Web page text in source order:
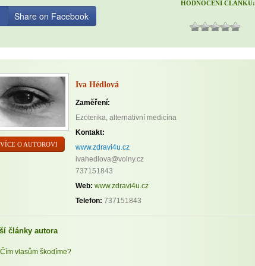
HODNOCENÍ ČLÁNKU:
Share on Facebook
VÍCE O AUTOROVI
Iva Hédlová
Zaměření:
Ezoterika, alternativní medicína
Kontakt:
www.zdravi4u.cz
ivahedlova@volny.cz
737151843
Web: www.zdravi4u.cz
Telefon: 737151843
články autora
Čím vlasům škodíme?